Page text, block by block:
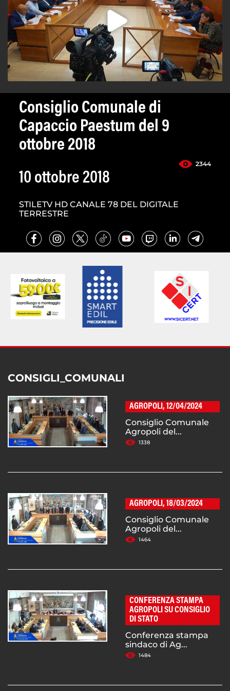
Consiglio Comunale di
Capaccio Paestum del 9
ottobre 2018
2344
10 ottobre 2018
STILETV HD CANALE 78 DEL DIGITALE
TERRESTRE
CONSIGLI_COMUNALI
AGROPOLI, 12/04/2024
Consiglio Comunale
Agropoli del...
1338
AGROPOLI, 18/03/2024
Consiglio Comunale
Agropoli del...
1464
CONFERENZA STAMPA
AGROPOLI SU CONSIGLIO
DI STATO
Conferenza stampa
sindaco di Ag...
1484